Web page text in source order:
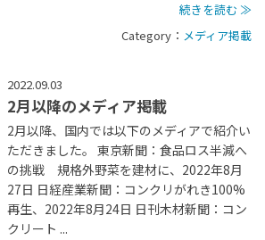
続きを読む ≫
Category： メディア掲載
2022.09.03
2月以降のメディア掲載
2月以降、国内では以下のメディアで紹介い
ただきました。 東京新聞：食品ロス半減へ
の挑戦 規格外野菜を建材に、2022年8月
27日 日経産業新聞：コンクリがれき100%
再生、2022年8月24日 日刊木材新聞：コン
クリート ...